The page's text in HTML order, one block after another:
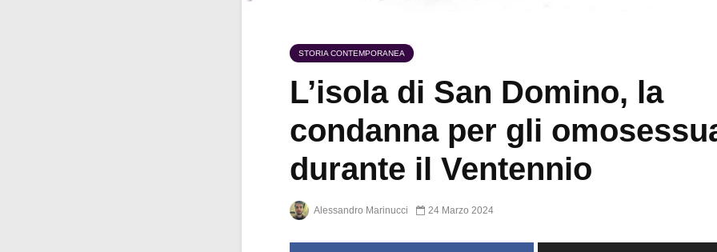
STORIA CONTEMPORANEA
L’isola di San Domino, la
condanna per gli
durante il Ventennio
Alessandro Marinucci 24 Marzo 2024